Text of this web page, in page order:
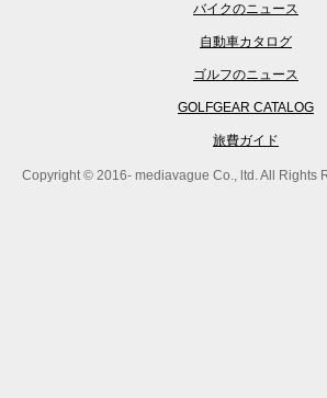
バイクのニュース
自動車カタログ
ゴルフのニュース
GOLFGEAR CATALOG
旅費ガイド
Copyright © 2016- mediavague Co., ltd. All Rights